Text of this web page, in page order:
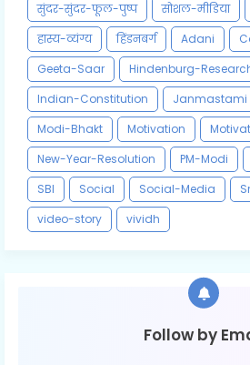
सुंदर-सुंदर-फूल-पुष्प
सोशल-मीडिया
हास्य-व्यंग्य
हिंडनबर्ग Adani
Geeta-Saar
Hindenburg-
Indian-Constitution
Janmastami
Modi-Bhakt
Motivation
New-Year-Resolution
PM-Modi
SBI
Social Social-Media
video-story
vividh
Follow by